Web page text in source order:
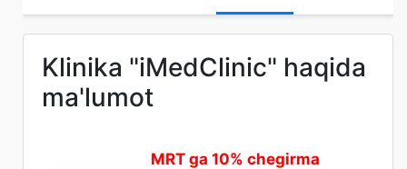
Klinika "iMedClinic" haqida
ma'lumot
MRT ga 10% chegirma